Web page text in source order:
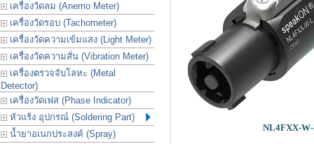
เครื่องวัดลม (Anemo Meter)
เครื่องวัดรอบ (Tachometer)
เครื่องวัดความเข้มแสง (Light Meter)
เครื่องวัดความสั่น (Vibration Meter)
เครื่องตรวจจับโลหะ (Metal
Detector)
เครื่องวัดเฟส (Phase Indicator)
หัวแร้ง อุปกรณ์ (Soldering Part)
น้ำยาอเนกประสงค์ (Spray)
NL4FXX-